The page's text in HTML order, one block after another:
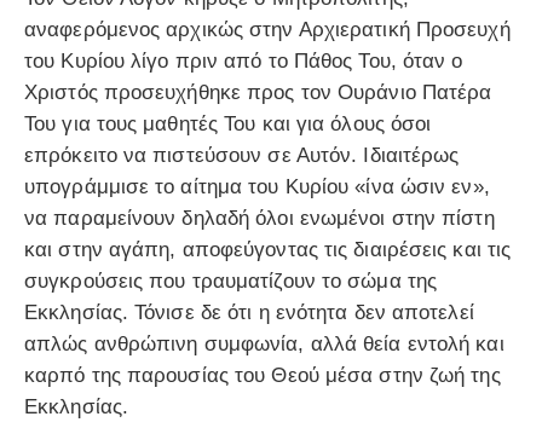
αναφερόμενος αρχικώς στην Αρχιερατική Προσευχή
του Κυρίου λίγο πριν από το Πάθος Του, όταν ο
Χριστός προσευχήθηκε προς τον Ουράνιο Πατέρα
Του για τους μαθητές Του και για όλους όσοι
επρόκειτο να πιστεύσουν σε Αυτόν. Ιδιαιτέρως
υπογράμμισε το αίτημα του Κυρίου «ίνα ώσιν εν»,
να παραμείνουν δηλαδή όλοι ενωμένοι στην πίστη
και στην αγάπη, αποφεύγοντας τις διαιρέσεις και τις
συγκρούσεις που τραυματίζουν το σώμα της
Εκκλησίας. Τόνισε δε ότι η ενότητα δεν αποτελεί
απλώς ανθρώπινη συμφωνία, αλλά θεία εντολή και
καρπό της παρουσίας του Θεού μέσα στην ζωή της
Εκκλησίας.